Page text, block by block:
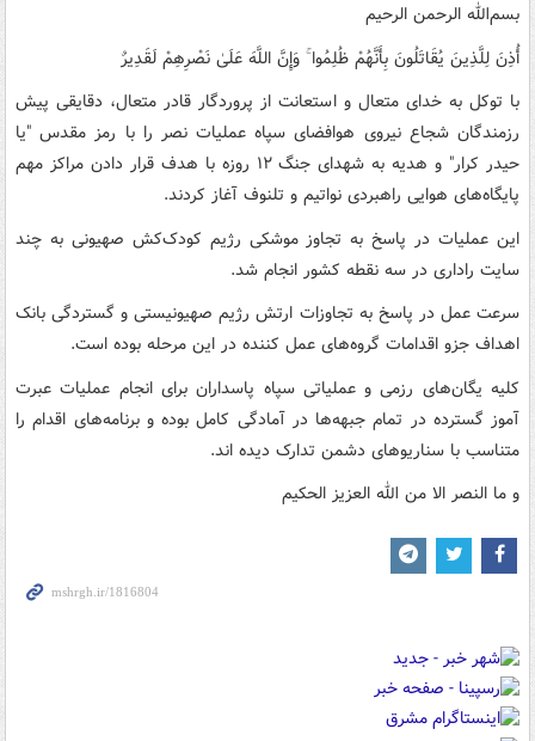
بسم‌الله الرحمن الرحیم
أُذِنَ لِلَّذِینَ یُقَاتَلُونَ بِأَنَّهُمْ ظُلِمُوا ۚ وَإِنَّ اللَّهَ عَلَیٰ نَصْرِهِمْ لَقَدِیرٌ
با توکل به خدای متعال و استعانت از پروردگار قادر متعال، دقایقی پیش
رزمندگان شجاع نیروی هوافضای سپاه عملیات نصر را با رمز مقدس "یا
حیدر کرار" و هدیه به شهدای جنگ ۱۲ روزه با هدف قرار دادن مراکز مهم
پایگاه‌های هوایی راهبردی نواتیم و تلنوف آغاز کردند.
این عملیات در پاسخ به تجاوز موشکی رژیم کودک‌کش صهیونی به چند
سایت راداری در سه نقطه کشور انجام شد.
سرعت عمل در پاسخ به تجاوزات ارتش رژیم صهیونیستی و گستردگی بانک
اهداف جزو اقدامات گروه‌های عمل کننده در این مرحله بوده است.
کلیه یگان‌های رزمی و عملیاتی سپاه پاسداران برای انجام عملیات عبرت
آموز گسترده در تمام جبهه‌ها در آمادگی کامل بوده و برنامه‌های اقدام را
متناسب با سناریوهای دشمن تدارک دیده اند.
و ما النصر الا من الله العزیز الحکیم